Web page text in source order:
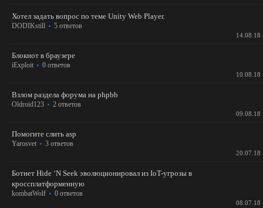
Хотел задать вопрос по теме Unity Web Player.
DODIKstill 5 ответов
14.08.18
Блокнот в браузере
iExploit 0 ответов
10.08.18
Взлом раздела форума на phpbb
Oldroid123 2 ответов
09.08.18
Помогите слить asp
Yarosvet 3 ответов
20.07.18
Ботнет Hide ‘N Seek эволюционировал из IoT-угрозы в
кроссплатформенную
kombatWolf 0 ответов
08.07.18